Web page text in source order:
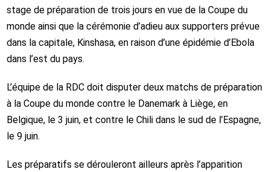
stage de préparation de trois jours en vue de la Coupe du
monde ainsi que la cérémonie d’adieu aux supporters prévue
dans la capitale, Kinshasa, en raison d’une épidémie d’Ebola
dans l’est du pays.
L’équipe de la RDC doit disputer deux matchs de préparation
à la Coupe du monde contre le Danemark à Liège, en
Belgique, le 3 juin, et contre le Chili dans le sud de l’Espagne,
le 9 juin.
Les préparatifs se dérouleront ailleurs après l’apparition